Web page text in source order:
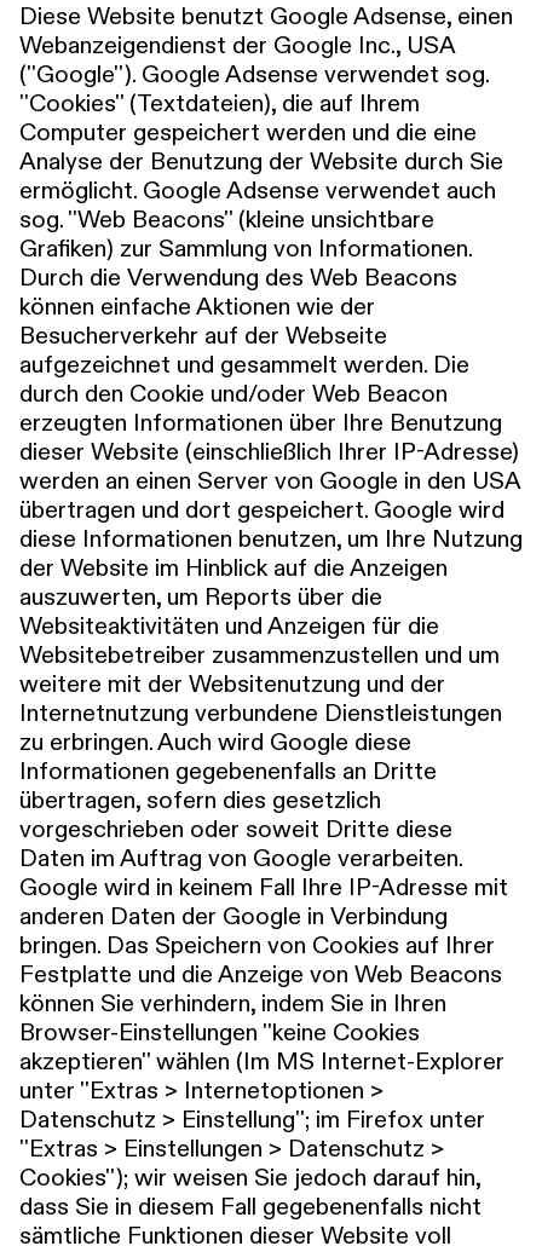
Diese Website benutzt Google Adsense, einen
Webanzeigendienst der Google Inc., USA
(''Google''). Google Adsense verwendet sog.
''Cookies'' (Textdateien), die auf Ihrem
Computer gespeichert werden und die eine
Analyse der Benutzung der Website durch Sie
ermöglicht. Google Adsense verwendet auch
sog. ''Web Beacons'' (kleine unsichtbare
Grafiken) zur Sammlung von Informationen.
Durch die Verwendung des Web Beacons
können einfache Aktionen wie der
Besucherverkehr auf der Webseite
aufgezeichnet und gesammelt werden. Die
durch den Cookie und/oder Web Beacon
erzeugten Informationen über Ihre Benutzung
dieser Website (einschließlich Ihrer IP-Adresse)
werden an einen Server von Google in den USA
übertragen und dort gespeichert. Google wird
diese Informationen benutzen, um Ihre Nutzung
der Website im Hinblick auf die Anzeigen
auszuwerten, um Reports über die
Websiteaktivitäten und Anzeigen für die
Websitebetreiber zusammenzustellen und um
weitere mit der Websitenutzung und der
Internetnutzung verbundene Dienstleistungen
zu erbringen. Auch wird Google diese
Informationen gegebenenfalls an Dritte
übertragen, sofern dies gesetzlich
vorgeschrieben oder soweit Dritte diese
Daten im Auftrag von Google verarbeiten.
Google wird in keinem Fall Ihre IP-Adresse mit
anderen Daten der Google in Verbindung
bringen. Das Speichern von Cookies auf Ihrer
Festplatte und die Anzeige von Web Beacons
können Sie verhindern, indem Sie in Ihren
Browser-Einstellungen ''keine Cookies
akzeptieren'' wählen (Im MS Internet-Explorer
unter ''Extras > Internetoptionen >
Datenschutz > Einstellung''; im Firefox unter
''Extras > Einstellungen > Datenschutz >
Cookies''); wir weisen Sie jedoch darauf hin,
dass Sie in diesem Fall gegebenenfalls nicht
sämtliche Funktionen dieser Website voll